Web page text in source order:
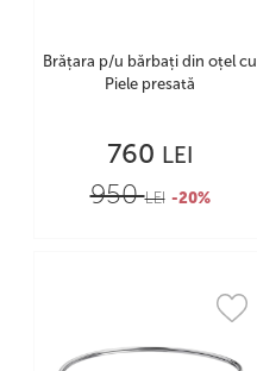
Brățara p/u bărbați din oțel cu
Piele presată
760 LEI
950LEI -20%